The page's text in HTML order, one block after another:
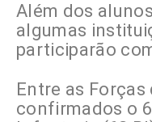
Além dos
algumas
participarão
Entre as
confirmados o